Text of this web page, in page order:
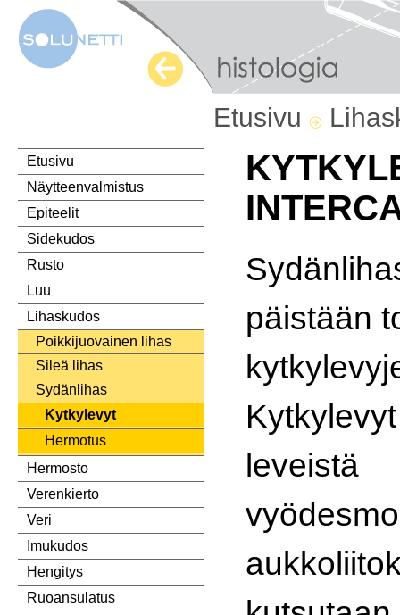
Etusivu
Etusivu
Näytteenvalmistus
Epiteelit
Sidekudos
Rusto
Luu
Lihaskudos
Poikkijuovainen lihas
Sileä lihas
Sydänlihas
Kytkylevyt
Hermotus
Hermosto
Verenkierto
Veri
Imukudos
Hengitys
Ruoansulatus
päistään
leveistä